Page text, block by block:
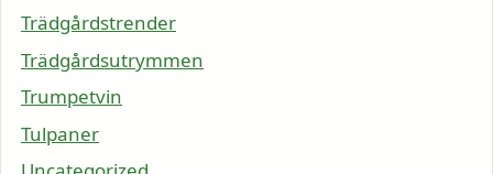
Trädgårdstrender
Trädgårdsutrymmen
Trumpetvin
Tulpaner